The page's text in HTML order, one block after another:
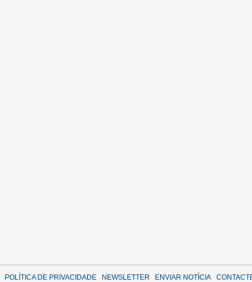
POLÍTICA DE PRIVACIDADE NEWSLETTER ENVIAR NOTÍCIA